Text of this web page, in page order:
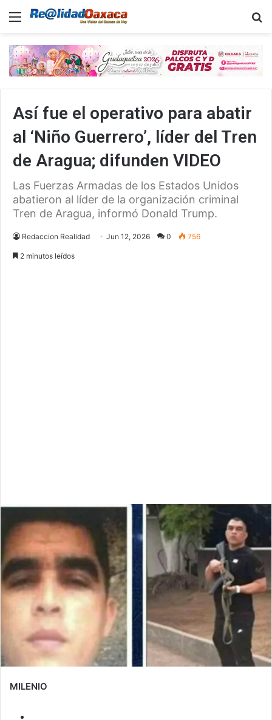
Menu
Así fue el operativo para abatir
al ‘Niño Guerrero’, líder del Tren
de Aragua; difunden VIDEO
Las Fuerzas Armadas de los Estados Unidos
abatieron al líder de la organización criminal
Tren de Aragua, informó Donald Trump.
Redaccion Realidad Jun 12, 2026 0 756
2 minutos leídos
MILENIO